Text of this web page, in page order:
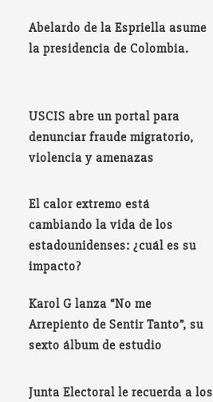
Abelardo de la Espriella asume
la presidencia de Colombia.
USCIS abre un portal para
denunciar fraude migratorio,
violencia y amenazas
El calor extremo está
cambiando la vida de los
estadounidenses: ¿cuál es su
impacto?
Karol G lanza “No me
Arrepiento de Sentir Tanto”, su
sexto álbum de estudio
Junta Electoral le recuerda a los